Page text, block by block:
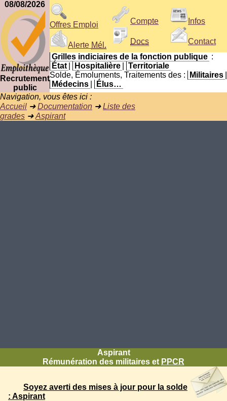
08/08/2026
Recrutement
public
Offres Emploi
Alerte Mél.
Compte
Docs
Infos
Contact
Grilles indiciaires de la fonction publique :
État
Hospitalière
Territoriale
Solde, Émoluments, Traitements des :
Militaires
Médecins
Élus…
Navigation, vous êtes ici :
Accueil ➜Documentation ➜Liste des
grades ➜Aspirant
Aspirant
Rémunération des militaires et PPCR
Soyez averti des mises à jour pour la solde
: Aspirant